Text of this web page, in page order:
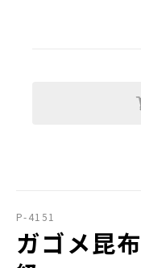
プライバシー
営業時間
P-4151
ガゴメ昆